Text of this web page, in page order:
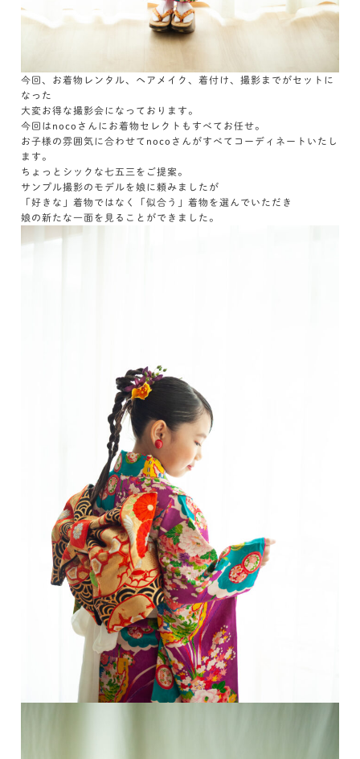
今回、お着物レンタル、ヘアメイク、着付け、撮影までがセットに
なった
大変お得な撮影会になっております。
今回はnocoさんにお着物セレクトもすべてお任せ。
お子様の雰囲気に合わせてnocoさんがすべてコーディネートいたし
ます。
ちょっとシックな七五三をご提案。
サンプル撮影のモデルを娘に頼みましたが
「好きな」着物ではなく「似合う」着物を選んでいただき
娘の新たな一面を見ることができました。